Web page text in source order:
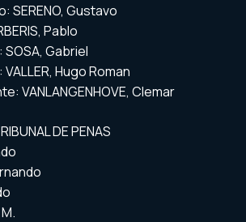
SERENO, Gustavo
Pablo
Gabriel
Hugo Roman
VANLANGENHOVE, Clemar
DE PENAS